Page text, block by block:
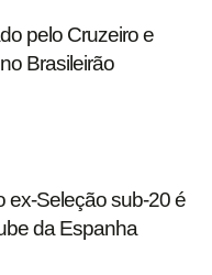
pelo Cruzeiro e
Brasileirão
ex-Seleção sub-20 é
da Espanha